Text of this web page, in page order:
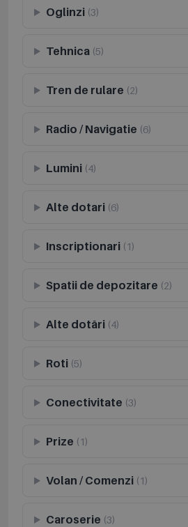
Oglinzi(3)
Tehnica(5)
Tren de rulare (2)
Radio / Navigatie (6)
Lumini(4)
Alte dotari(6)
Inscriptionari(1)
Spatii de depozitare (2)
Alte dotări(4)
Roti(5)
Conectivitate (3)
Prize (1)
Volan / Comenzi(1)
Caroserie (3)